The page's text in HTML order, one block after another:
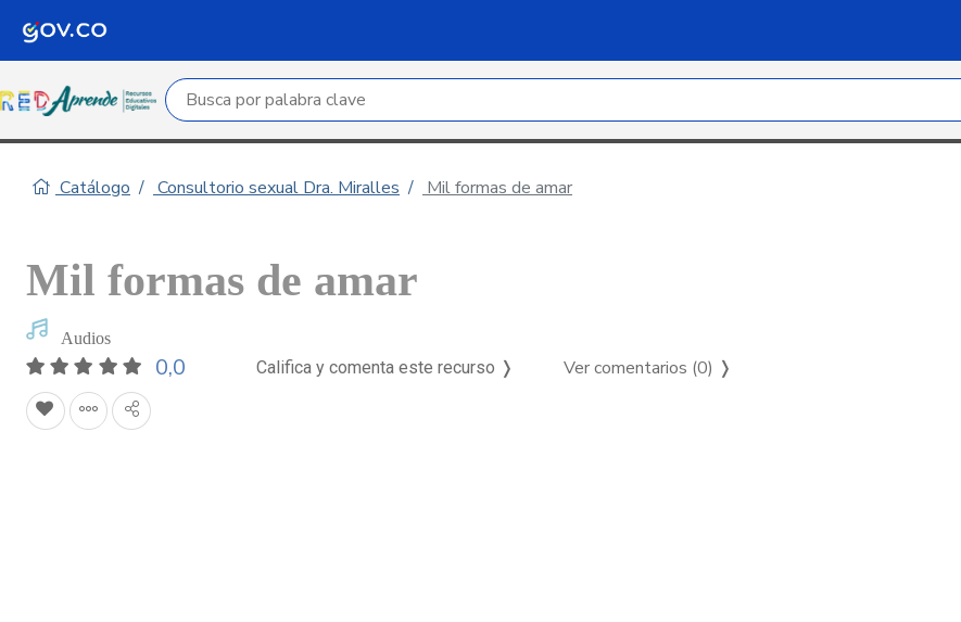
Campo de búsqueda por palabra clave
Catálogo Consultorio sexual Dra. Miralles Mil formas de amar
Mil formas de amar
Audios
0,0 Califica y comenta este recurso ❭ Ver comentarios (0) ❭